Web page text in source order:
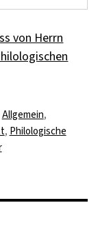
von Herrn
Kategorien
Allgemein,
, Philologische
zu
dem